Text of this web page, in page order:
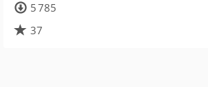
5 785
37